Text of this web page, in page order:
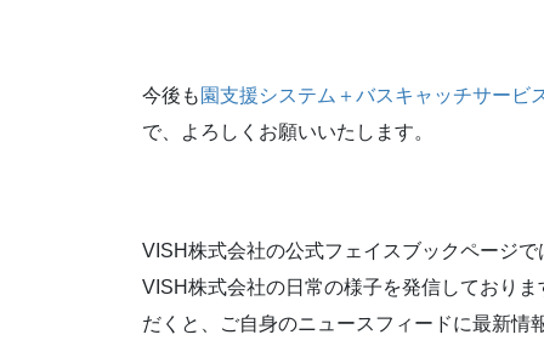
今後も 園支援システム＋バスキャッチサービ
で、よろしくお願いいたします。
VISH株式会社の公式フェイスブックページ
VISH株式会社の日常の様子を発信しており
だくと、ご自身のニュースフィードに最新情